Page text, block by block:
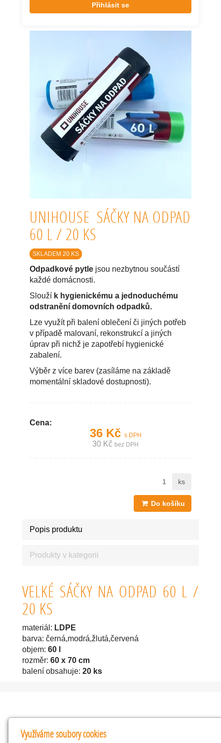
Přihlásit se
UNIHOUSE SÁČKY NA ODPAD
60 L / 20 KS
SKLADEM 20 KS
Odpadkové pytle jsou nezbytnou součástí
každé domácnosti.
Slouží k hygienickému a jednoduchému
odstranění domovních odpadků.
Lze využít při balení oblečení či jiných potřeb
v případě malovaní, rekonstrukcí a jiných
úprav při nichž je zapotřebí hygienické
zabalení.
Výběr z více barev (zasíláme na základě
momentální skladové dostupnosti).
Cena:
36 Kč s DPH
30 Kč bez DPH
ks
Do košíku
Popis produktu
Produkty v kategorii
VELKÉ SÁČKY NA ODPAD 60 L /
20 KS
materiál: LDPE
barva: černá,modrá,žlutá,červená
objem: 60 l
rozměr: 60 x 70 cm
balení obsahuje: 20 ks
Kontakty
Využíváme soubory cookies